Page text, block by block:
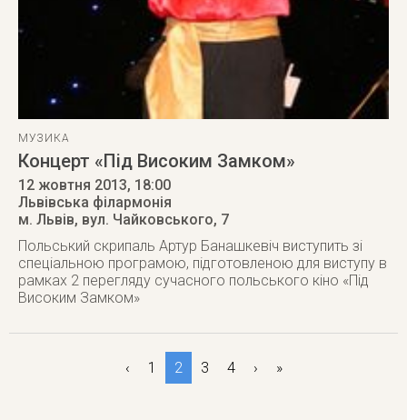
МУЗИКА
Концерт «Під Високим Замком»
12 жовтня 2013, 18:00
Львівська філармонія
м. Львів, вул. Чайковського, 7
Польський скрипаль Артур Банашкевіч виступить зі
спеціальною програмою, підготовленою для виступу в
рамках 2 перегляду сучасного польського кіно «Під
Високим Замком»
‹ 1 2 3 4 › »